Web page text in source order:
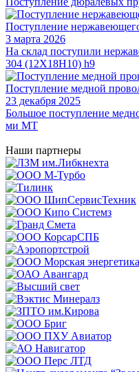
Поступление
3 марта 2026
На склад поступили
304 (12Х18Н10) h9
Поступление медной
23 декабря 2025
Большое поступление
ми МТ
Наши партнеры